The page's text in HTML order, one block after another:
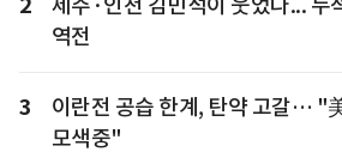
역전
3
이란전 공습 한계, 탄약 고갈… "
모색중"